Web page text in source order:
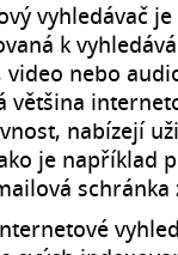
vyhledávač
k
video nebo
většina
nabízejí
je například
schránka